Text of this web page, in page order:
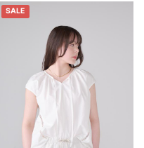
SALE